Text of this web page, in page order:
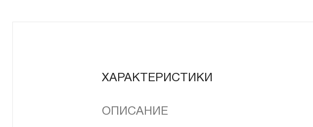
ХАРАКТЕРИСТИКИ
ОПИСАНИЕ